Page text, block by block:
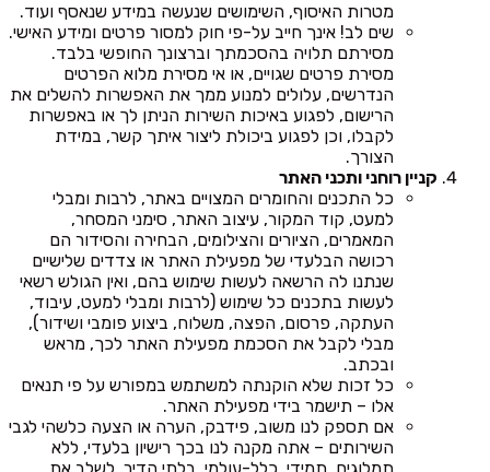
מטרות האיסוף, השימושים שנעשה במידע שנאסף ועוד.
שים לב! אינך חייב על-פי חוק למסור פרטים ומידע האישי.
מסירתם תלויה בהסכמתך וברצונך החופשי בלבד.
מסירת פרטים שגויים, או אי מסירת מלוא הפרטים
הנדרשים, עלולים למנוע ממך את האפשרות להשלים את
הרישום, לפגוע באיכות השירות הניתן לך או באפשרות
לקבלו, וכן לפגוע ביכולת ליצור איתך קשר, במידת
הצורך.
קניין רוחני ותכני האתר
כל התכנים והחומרים המצויים באתר, לרבות ומבלי
למעט, קוד המקור, עיצוב האתר, סימני המסחר,
המאמרים, הציורים והצילומים, הבחירה והסידור הם
רכושה הבלעדי של מפעילת האתר או צדדים שלישיים
שנתנו לה הרשאה לעשות שימוש בהם, ואין הגולש רשאי
לעשות בתכנים כל שימוש (לרבות ומבלי למעט, עיבוד,
העתקה, פרסום, הפצה, משלוח, ביצוע פומבי ושידור),
מבלי לקבל את הסכמת מפעילת האתר לכך, מראש
ובכתב.
כל זכות שלא הוקנתה למשתמש במפורש על פי תנאים
אלו – תישמר בידי מפעילת האתר.
אם תספק לנו משוב, פידבק, הערה או הצעה כלשהי לגבי
השירותים – אתה מקנה לנו בכך רישיון בלעדי, ללא